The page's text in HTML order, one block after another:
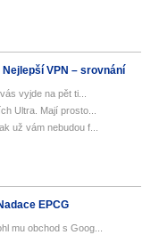
Nejlepší VPN – srovnání
vyjde na pět ti...
Ultra. Mají prosto...
už vám nebudou f...
EPCG
mu obchod s Goog...